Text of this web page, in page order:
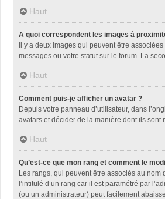
Haut
A quoi correspondent les images à
Il y a deux images qui peuvent être
messages ou votre statut sur le forum. La
Haut
Comment puis-je afficher un avatar ?
Depuis votre panneau d’utilisateur, dans
avatars et décider de la manière dont ils sont
Haut
Qu’est-ce que mon rang et comment le
Les rangs, qui peuvent être associés au
l’intitulé d’un rang car il est paramétré par
(ou un administrateur) peut facilement